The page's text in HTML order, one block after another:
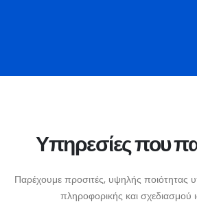
Υπηρεσίες που
Παρέχουμε προσιτές, υψηλής ποιότητας
πληροφορικής και σχεδιασμού